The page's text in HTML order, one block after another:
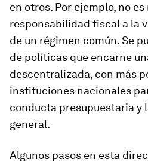
en otros. Por ejemplo, no
responsabilidad fiscal a la
de un régimen común. Se
de políticas que encarne
descentralizada, con más
instituciones nacionales
conducta presupuestaria y
general.
Algunos pasos en esta